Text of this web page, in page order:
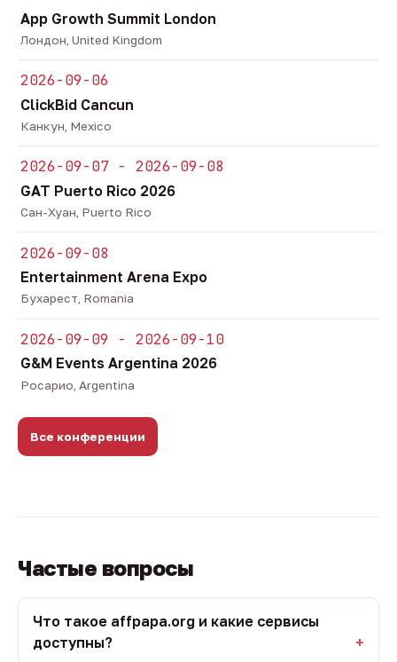
App Growth Summit London
Лондон, United Kingdom
2026-09-06
ClickBid Cancun
Канкун, Mexico
2026-09-07 - 2026-09-08
GAT Puerto Rico 2026
Сан-Хуан, Puerto Rico
2026-09-08
Entertainment Arena Expo
Бухарест, Romania
2026-09-09 - 2026-09-10
G&M Events Argentina 2026
Росарио, Argentina
Все конференции
Частые вопросы
Что такое affpapa.org и какие сервисы
доступны?